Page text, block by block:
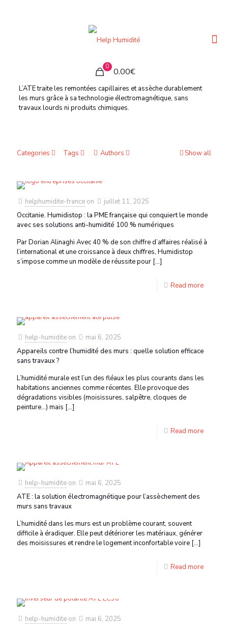
0 0.00€
L’ATE traite les remontées capillaires et assèche durablement
les murs grâce à sa technologie électromagnétique, sans
travaux lourds ni produits chimiques.
Categories Tags Authors Show all
helphumidite-france on
juillet 11, 2025
Occitanie. Humidistop : la PME française qui conquiert le monde
avec ses solutions anti-humidité 100 % numériques
Par Dorian Alinaghi Avec 40 % de son chiffre d’affaires réalisé à
l’international et une croissance à deux chiffres, Humidistop
s’impose comme un modèle de réussite pour […]
Read more
help-humidite on
mai 6, 2025
Appareils contre l’humidité des murs : quelle solution efficace
sans travaux ?
L’humidité murale est l’un des fléaux les plus courants dans les
habitations anciennes comme récentes. Elle provoque des
dégradations visibles (moisissures, salpêtre, cloques de
peinture…) mais […]
Read more
help-humidite on
mai 6, 2025
ATE : la solution électromagnétique pour l’assèchement des
murs sans travaux
L’humidité dans les murs est un problème courant, souvent
difficile à éradiquer. Elle peut détériorer les matériaux, générer
des moisissures et rendre le logement inconfortable voire […]
Read more
help-humidite on
mai 6, 2025